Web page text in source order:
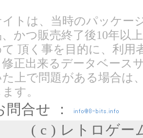
トは、当時のパッケー
かつ販売終了後10年以
頂く事を目的に、利用
修正出来るデータベース
上で問題がある場合は
す。
問合せ ：
( c ) レトロゲー